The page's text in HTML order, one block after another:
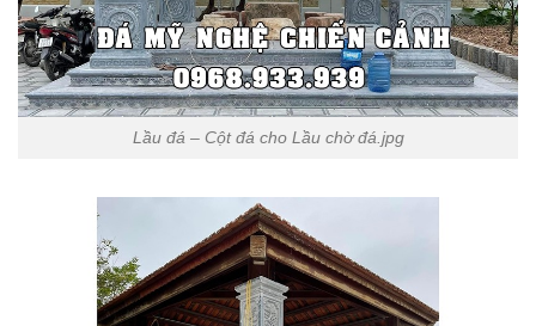
Lầu đá – Cột đá cho Lầu chờ đá.jpg